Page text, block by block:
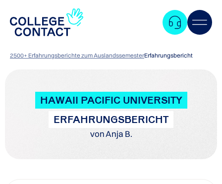
2500+ Erfahrungsberichte zum AuslandssemesterErfahrungsbericht
HAWAII PACIFIC UNIVERSITY
ERFAHRUNGSBERICHT
von Anja B.